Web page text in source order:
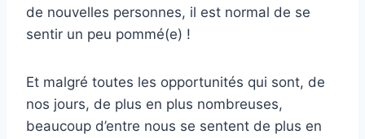
de nouvelles personnes, il est normal de se
sentir un peu pommé(e) !
Et malgré toutes les opportunités qui sont, de
nos jours, de plus en plus nombreuses,
beaucoup d’entre nous se sentent de plus en